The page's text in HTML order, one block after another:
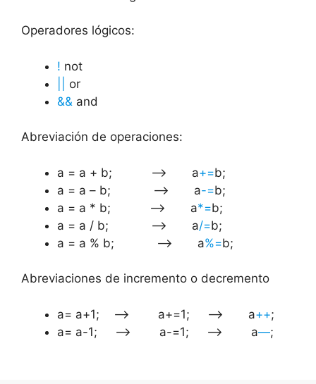
Operadores lógicos:
! not
or
&& and
Abreviación de operaciones:
a = a + b; ——> a+=b;
a = a – b; ——> a-=b;
a = a * b; ——> a*=b;
a = a / b; ——> a/=b;
a = a % b; ——> a%=b;
Abreviaciones de incremento o decremento
a= a+1; ——> a+=1; ——> a++;
a= a-1; ——> a-=1; ——> a—;